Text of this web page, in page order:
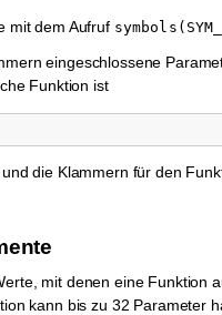
mit dem Aufruf
eingeschlossene
Funktion ist
die Klammern für den
mit denen eine
kann bis zu 32 Parameter